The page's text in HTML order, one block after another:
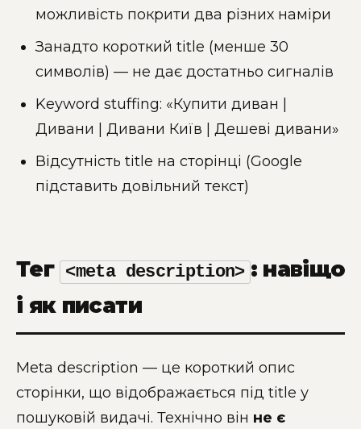
можливість покрити два різних наміри
Занадто короткий title (менше 30
символів) — не дає достатньо сигналів
Keyword stuffing: «Купити диван |
Дивани | Дивани Київ | Дешеві дивани»
Відсутність title на сторінці (Google
підставить довільний текст)
Тег <meta description> : навіщо
і як писати
Meta description — це короткий опис
сторінки, що відображається під title у
пошуковій видачі. Технічно він не є